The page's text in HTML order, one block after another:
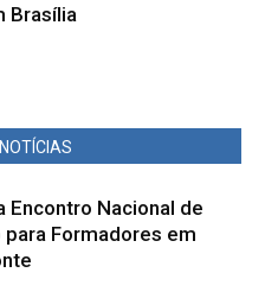
Brasília
Encontro Nacional de
Formadores em